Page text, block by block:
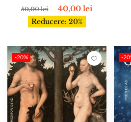
50,00lei 40,00lei
Reducere: 20%
-20% -